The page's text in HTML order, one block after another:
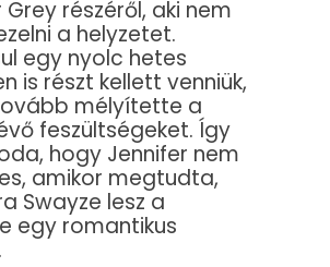
Grey részéről, aki nem
a helyzetet.
egy nyolc hetes
is részt kellett venniük,
mélyítette a
feszültségeket. Így
hogy Jennifer nem
amikor megtudta,
Swayze lesz a
egy romantikus